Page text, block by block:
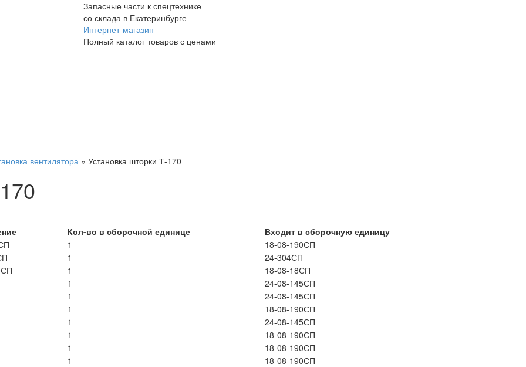
Запасные части к спецтехнике
со склада в Екатеринбурге
Интернет-магазин
Полный каталог товаров с ценами
вентилятора » Установка шторки Т-170
Кол-во в сборочной единице
Входит в сборочную единицу
1
18-08-190СП
1
24-304СП
1
18-08-18СП
1
24-08-145СП
1
24-08-145СП
1
18-08-190СП
1
24-08-145СП
1
18-08-190СП
1
18-08-190СП
1
18-08-190СП